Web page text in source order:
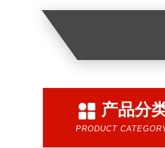
产品分
PRODUCT